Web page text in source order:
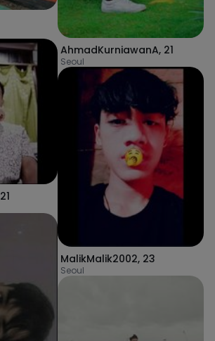
21
AhmadKurniawanA, 21
Seoul
MalikMalik2002, 23
Seoul